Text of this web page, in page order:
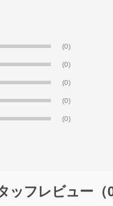
(0)
(0)
(0)
(0)
(0)
ッフレビュー （